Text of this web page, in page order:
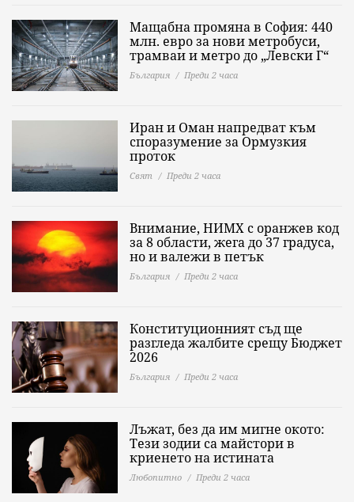
Мащабна промяна в София: 440
млн. евро за нови метробуси,
трамваи и метро до „Левски Г“
България Преди 2 часа
Иран и Оман напредват към
споразумение за Ормузкия
проток
Свят Преди 2 часа
Внимание, НИМХ с оранжев код
за 8 области, жега до 37 градуса,
но и валежи в петък
България Преди 2 часа
Конституционният съд ще
разгледа жалбите срещу Бюджет
2026
България Преди 2 часа
Лъжат, без да им мигне окото:
Тези зодии са майстори в
криенето на истината
Любопитно Преди 2 часа